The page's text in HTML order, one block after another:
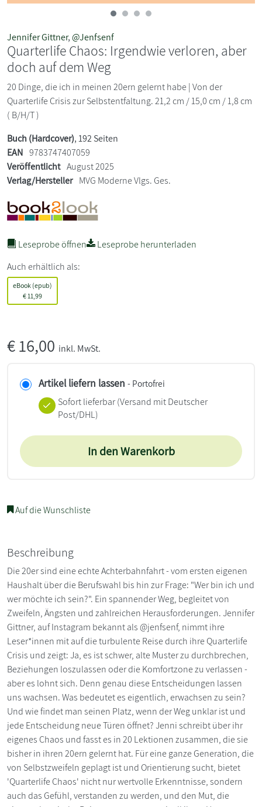
Jennifer Gittner,@Jenfsenf
Quarterlife Chaos: Irgendwie verloren, aber
doch auf dem Weg
20 Dinge, die ich in meinen 20ern gelernt habe | Von der
Quarterlife Crisis zur Selbstentfaltung. 21,2 cm / 15,0 cm / 1,8 cm
( B/H/T )
Buch (Hardcover), 192 Seiten
EAN 9783747407059
Veröffentlicht August 2025
Verlag/Hersteller MVG Moderne Vlgs. Ges.
Leseprobe öffnen
Leseprobe herunterladen
Auch erhältlich als:
eBook (epub)
€ 11,99
€16,00 inkl. MwSt.
Artikel liefern lassen - Portofrei
Sofort lieferbar(Versand mit Deutscher
Post/DHL)
In den Warenkorb
Auf die Wunschliste
Beschreibung
Die 20er sind eine echte Achterbahnfahrt - vom ersten eigenen
Haushalt über die Berufswahl bis hin zur Frage: "Wer bin ich und
wer möchte ich sein?". Ein spannender Weg, begleitet von
Zweifeln, Ängsten und zahlreichen Herausforderungen. Jennifer
Gittner, auf Instagram bekannt als @jenfsenf, nimmt ihre
Leser*innen mit auf die turbulente Reise durch ihre Quarterlife
Crisis und zeigt: Ja, es ist schwer, alte Muster zu durchbrechen,
Beziehungen loszulassen oder die Komfortzone zu verlassen -
aber es lohnt sich. Denn genau diese Entscheidungen lassen
uns wachsen. Was bedeutet es eigentlich, erwachsen zu sein?
Und wie findet man seinen Platz, wenn der Weg unklar ist und
jede Entscheidung neue Türen öffnet? Jenni schreibt über ihr
eigenes Chaos und fasst es in 20 Lektionen zusammen, die sie
bisher in ihren 20ern gelernt hat. Für eine ganze Generation, die
von Selbstzweifeln geplagt ist und Orientierung sucht, bietet
'Quarterlife Chaos' nicht nur wertvolle Erkenntnisse, sondern
auch das Gefühl, verstanden zu werden, und den Mut, die